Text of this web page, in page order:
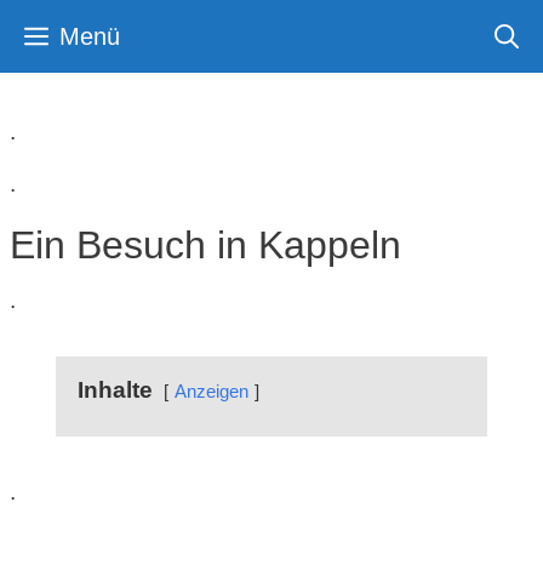
Inhalt Menü
.
.
Ein Besuch in Kappeln
.
Inhalte Anzeigen
.